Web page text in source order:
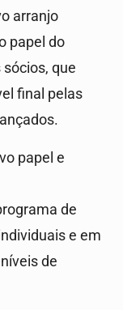
arranjo
papel do
que
final pelas
papel e
de
e em
de